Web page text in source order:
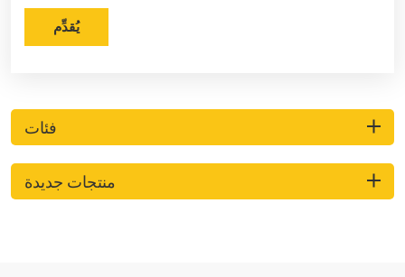
يُقدِّم
فئات
منتجات جديدة